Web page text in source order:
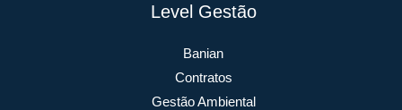
Level Gestão
Banian
Contratos
Gestão Ambiental